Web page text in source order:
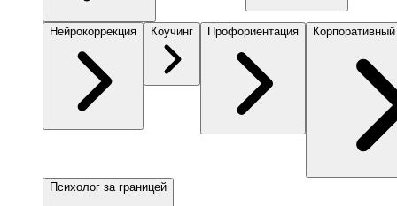
Нейрокоррекция Коучинг Профориентация
Психолог за границей